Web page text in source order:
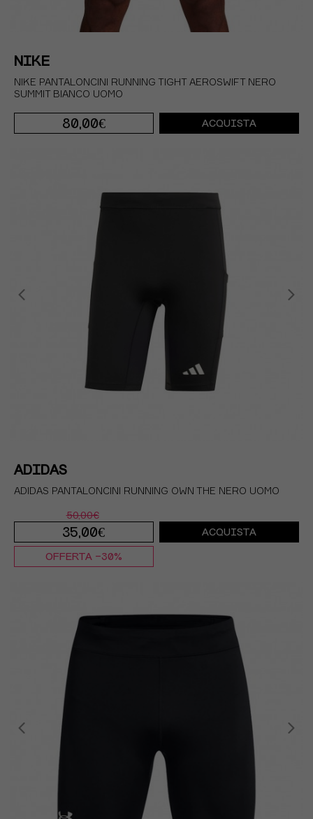
NIKE
NIKE PANTALONCINI RUNNING TIGHT AEROSWIFT NERO
SUMMIT BIANCO UOMO
80,00€ ACQUISTA
ADIDAS
ADIDAS PANTALONCINI RUNNING OWN THE NERO UOMO
50,00€
35,00€ ACQUISTA
OFFERTA -30%